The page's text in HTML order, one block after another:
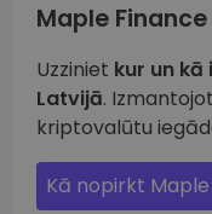
Maple
Uzziniet kur un
Latvijā.
kriptovalūtu
Kā nopirkt